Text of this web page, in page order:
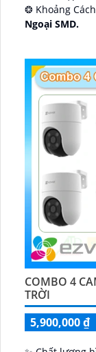
Ngoại SMD.
COMBO 4
TRỜI
5,900,000 ₫